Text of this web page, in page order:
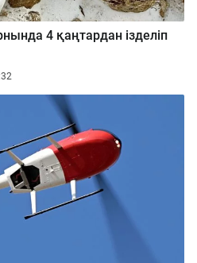
4 қаңтардан ізделіп